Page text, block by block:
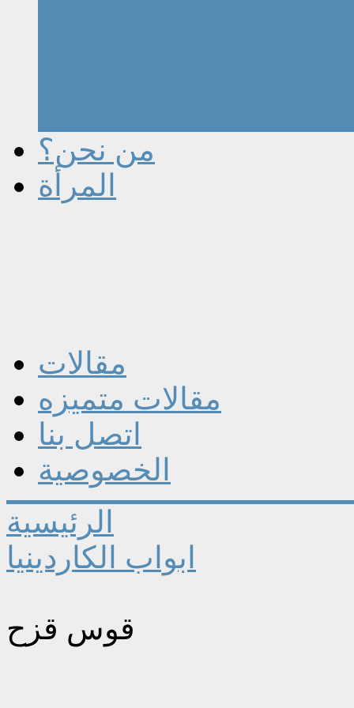
من نحن؟
المرأة
مقالات
مقالات متميزه
اتصل بنا
الخصوصية
الرئيسية
ابواب الكاردينيا
قوس قزح